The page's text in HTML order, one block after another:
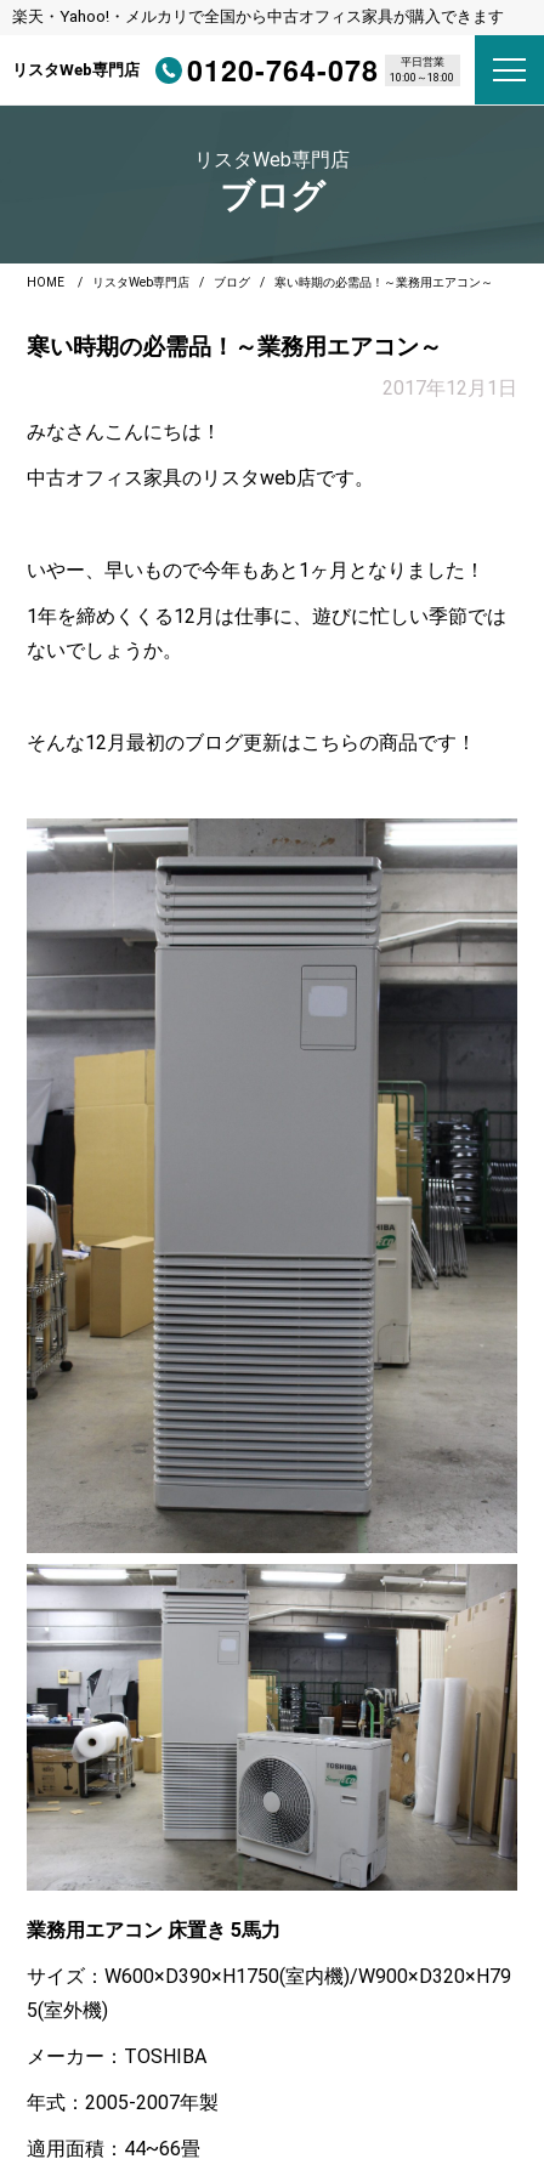
楽天・Yahoo!・メルカリで全国から中古オフィス家具が購入できます
リスタWeb専門店 0120-764-078
平日営業
10:00～18:00
リスタWeb専門店
ブログ
HOME リスタWeb専門店 ブログ 寒い時期の必需品！～業務用エアコン～
寒い時期の必需品！～業務用エアコン～
2017年12月1日
みなさんこんにちは！
中古オフィス家具のリスタweb店です。
いやー、早いもので今年もあと1ヶ月となりました！
1年を締めくくる12月は仕事に、遊びに忙しい季節では
ないでしょうか。
そんな12月最初のブログ更新はこちらの商品です！
業務用エアコン 床置き 5馬力
サイズ：W600×D390×H1750(室内機)/W900×D320×H79
5(室外機)
メーカー：TOSHIBA
年式：2005-2007年製
適用面積：44~66畳